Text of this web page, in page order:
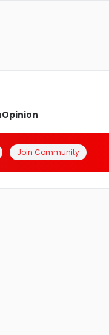
Opinion
Join Community